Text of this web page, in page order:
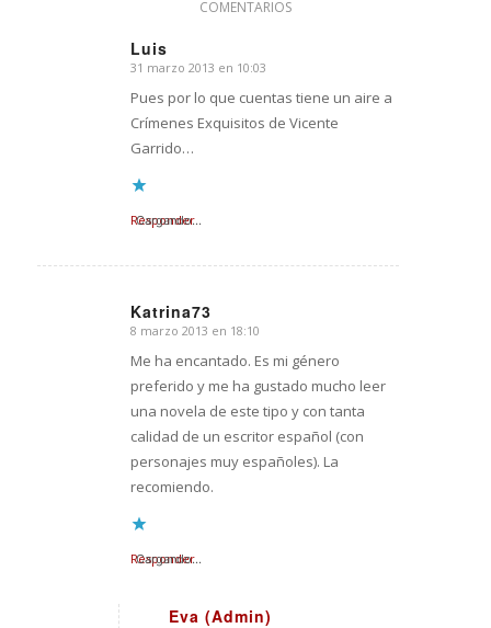
COMENTARIOS
Luis
Dice:
31 marzo 2013 en 10:03
Pues por lo que cuentas tiene un aire a
Crímenes Exquisitos de Vicente
Garrido…
Cargando...
Responder
Katrina73
Dice:
8 marzo 2013 en 18:10
Me ha encantado. Es mi género
preferido y me ha gustado mucho leer
una novela de este tipo y con tanta
calidad de un escritor español (con
personajes muy españoles). La
recomiendo.
Cargando...
Responder
Eva (Admin)